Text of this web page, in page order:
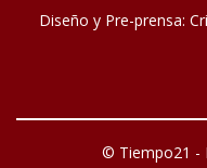
Diseño y Pre-prensa:
© Tiempo21 -